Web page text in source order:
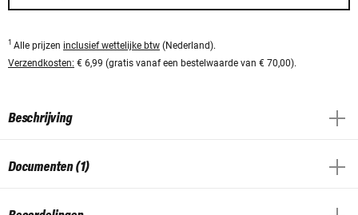
1 Alle prijzen inclusief wettelijke btw (Nederland).
Verzendkosten: € 6,99 (gratis vanaf een bestelwaarde van € 70,00).
Beschrijving
Documenten (1)